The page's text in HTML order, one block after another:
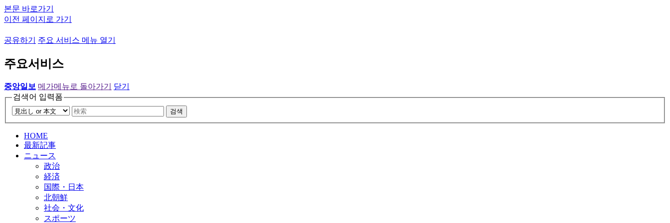
본문 바로가기
이전 페이지로 가기
공유하기 주요 서비스 메뉴 열기
주요서비스
중앙일보 메가메뉴로 돌아가기
닫기
검색어 입력폼
검색
HOME
最新記事
ニュース
政治
経済
国際・日本
北朝鮮
社会・文化
スポーツ